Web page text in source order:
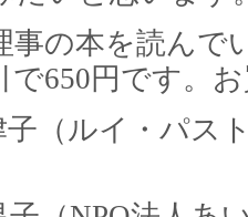
事の本を読んで
で650円です。
子（ルイ・パス